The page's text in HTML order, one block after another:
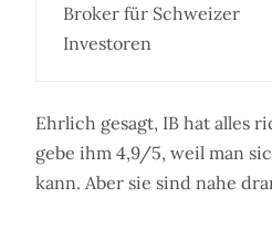
Broker für Schweizer
Investoren
Ehrlich gesagt, IB hat alles
gebe ihm 4,9/5, weil man
kann. Aber sie sind nahe